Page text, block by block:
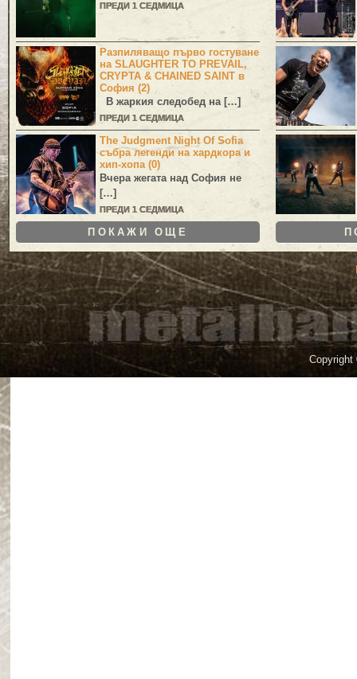
ПРЕДИ 1 СЕДМИЦА
Разпиляващо първо гостуване
на SLAUGHTER TO PREVAIL,
CRYPTA & CHAINED SAINT в
София (2)
В жаркия следобед на […]
ПРЕДИ 1 СЕДМИЦА
The Judgment Night Of Sofia
събра легенди на хардкора и
хип-хопа (0)
Вчера жегата над София не
[…]
ПРЕДИ 1 СЕДМИЦА
ПОКАЖИ ОЩЕ